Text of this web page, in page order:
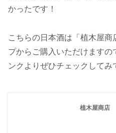
かったです！
こちらの日本酒は「植木屋
プからご購入いただけますの
ンクよりぜひチェックしてみ
植木屋商店